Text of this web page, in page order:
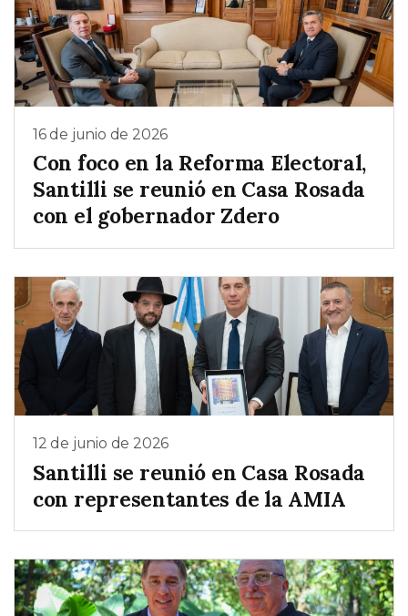
16 de junio de 2026
Con foco en la Reforma Electoral,
Santilli se reunió en Casa Rosada
con el gobernador Zdero
12 de junio de 2026
Santilli se reunió en Casa Rosada
con representantes de la AMIA